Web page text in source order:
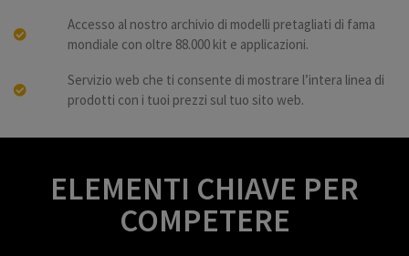
Accesso al nostro archivio di modelli pretagliati di fama
mondiale con oltre 88.000 kit e applicazioni.
Servizio web che ti consente di mostrare l’intera linea di
prodotti con i tuoi prezzi sul tuo sito web.
ELEMENTI CHIAVE PER
COMPETERE